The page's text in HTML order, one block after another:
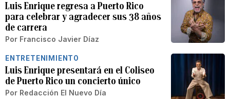
Luis Enrique regresa a Puerto Rico
para celebrar y agradecer sus 38 años
de carrera
Por Francisco Javier Díaz
ENTRETENIMIENTO
Luis Enrique presentará en el Coliseo
de Puerto Rico un concierto único
Por Redacción El Nuevo Día